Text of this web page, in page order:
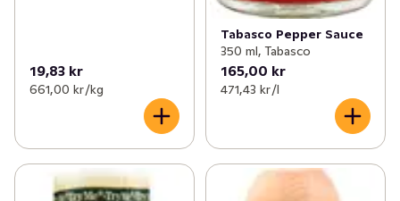
19,83 kr
661,00 kr /kg
Tabasco Pepper Sauce
350 ml, Tabasco
165,00 kr
471,43 kr /l